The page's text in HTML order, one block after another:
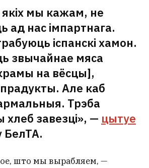
мы кажам, не
ад нас імпартнага.
іспанскі хамон.
звычайнае мяса
на вёсцы],
Але каб
Трэба
завезці», — цытуе
БелТА.
што мы вырабляем, —